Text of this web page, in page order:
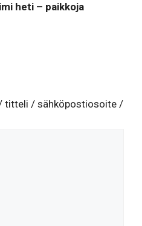
heti – paikkoja
titteli / sähköpostiosoite /